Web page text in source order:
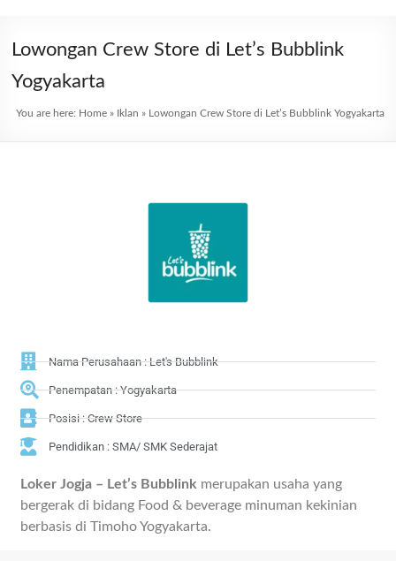
Lowongan Crew Store di Let’s Bubblink
Yogyakarta
You are here: Home» Iklan » Lowongan Crew Store di Let’s Bubblink Yogyakarta
Nama Perusahaan : Let's Bubblink
Penempatan : Yogyakarta
Posisi : Crew Store
Pendidikan : SMA/ SMK Sederajat
Loker Jogja – Let’s Bubblink merupakan usaha yang
bergerak di bidang Food & beverage minuman kekinian
berbasis di Timoho Yogyakarta.